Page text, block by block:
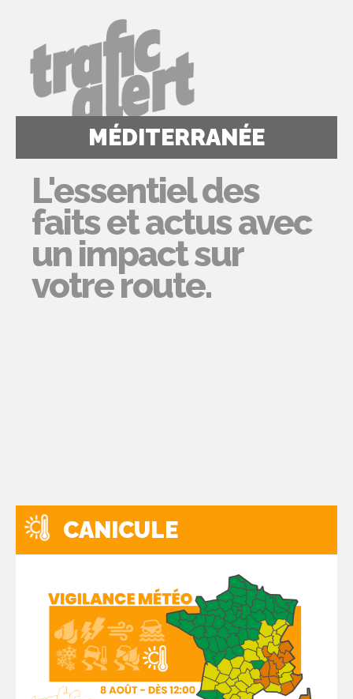
MÉDITERRANÉE
L'essentiel des
faits et actus avec
un impact sur
votre route.
CANICULE